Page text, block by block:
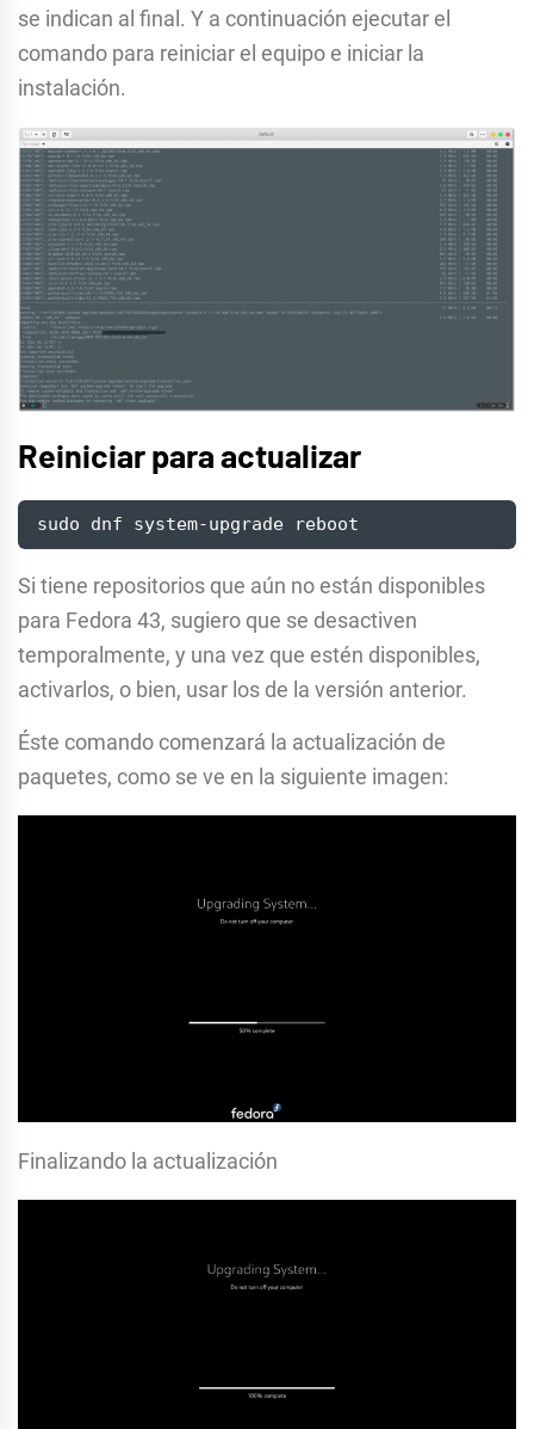
se indican al final. Y a continuación ejecutar el
comando para reiniciar el equipo e iniciar la
instalación.
Reiniciar para actualizar
sudo dnf system-upgrade reboot
Si tiene repositorios que aún no están disponibles
para Fedora 43, sugiero que se desactiven
temporalmente, y una vez que estén disponibles,
activarlos, o bien, usar los de la versión anterior.
Éste comando comenzará la actualización de
paquetes, como se ve en la siguiente imagen:
Finalizando la actualización